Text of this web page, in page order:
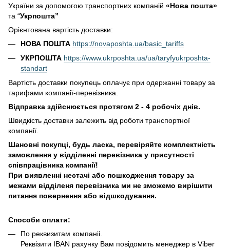
України за допомогою транспортних компаній «Нова пошта»
та “Укрпошта”
Орієнтована вартість доставки:
НОВА ПОШТА https://novaposhta.ua/basic_tariffs
УКРПОШТА https://www.ukrposhta.ua/ua/taryfyukrposhta-
standart
Вартість доставки покупець оплачує при одержанні товару за
тарифами компанії-перевізника.
Відправка здійснюється протягом 2 - 4 робочіх днів.
Швидкість доставки залежить від роботи транспортної
компанії.
Шановні покупці, будь ласка, перевіряйте комплектність
замовлення у відділенні перевізника у присутності
співпрацівника компанії!
При виявленні нестачі або пошкодження товару за
межами відділеня перевізника ми не зможемо вирішити
питання повернення або відшкодування.
Способи оплати:
По реквизитам компаніі.
Реквізити IBAN рахунку Вам повідомить менеджер в Viber